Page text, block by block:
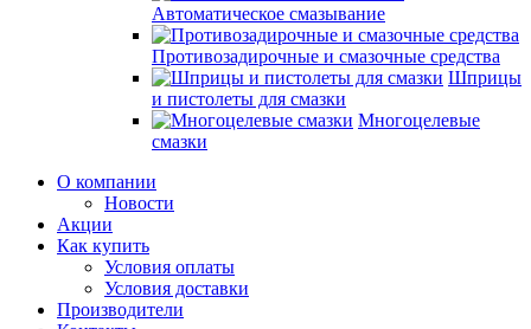
Автоматическое смазывание
Противозадирочные и смазочные средства
Шприцы
и пистолеты для смазки
Многоцелевые
смазки
О компании
Новости
Акции
Как купить
Условия оплаты
Условия доставки
Производители